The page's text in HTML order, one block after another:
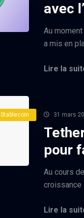
avec
Au
a mis en
Lire la
Stablecoin 31 mars
pour
Au cours
croissance
Lire la